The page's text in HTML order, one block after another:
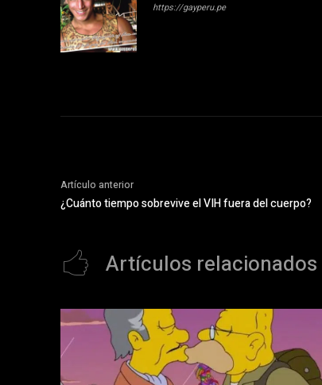
https://gayperu.pe
Artículo anterior
¿Cuánto tiempo sobrevive el VIH fuera del cuerpo?
Artículos relacionados